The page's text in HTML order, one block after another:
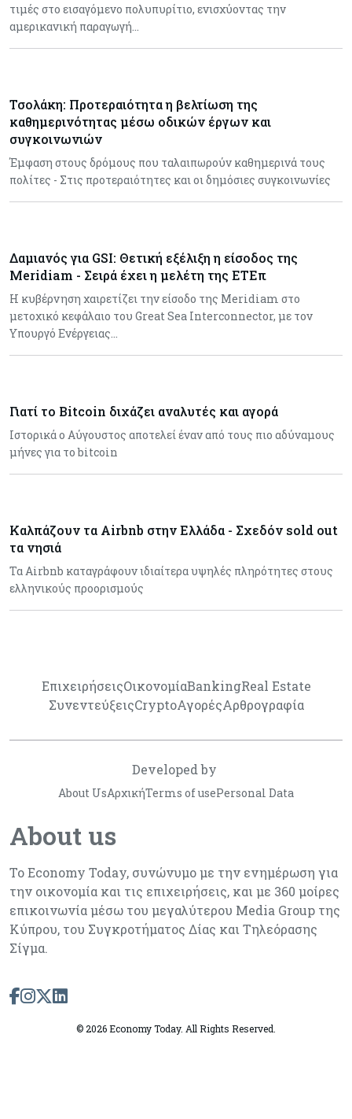
τιμές στο εισαγόμενο πολυπυρίτιο, ενισχύοντας την
αμερικανική παραγωγή…
Τσολάκη: Προτεραιότητα η βελτίωση της
καθημερινότητας μέσω οδικών έργων και
συγκοινωνιών
Έμφαση στους δρόμους που ταλαιπωρούν καθημερινά τους
πολίτες - Στις προτεραιότητες και οι δημόσιες συγκοινωνίες
Δαμιανός για GSI: Θετική εξέλιξη η είσοδος της
Meridiam - Σειρά έχει η μελέτη της ΕΤΕπ
Η κυβέρνηση χαιρετίζει την είσοδο της Meridiam στο
μετοχικό κεφάλαιο του Great Sea Interconnector, με τον
Υπουργό Ενέργειας…
Γιατί το Bitcoin διχάζει αναλυτές και αγορά
Ιστορικά ο Αύγουστος αποτελεί έναν από τους πιο αδύναμους
μήνες για το bitcoin
Καλπάζουν τα Airbnb στην Ελλάδα - Σχεδόν sold out
τα νησιά
Τα Airbnb καταγράφουν ιδιαίτερα υψηλές πληρότητες στους
ελληνικούς προορισμούς
ΕπιχειρήσειςΟικονομίαBankingReal Estate
ΣυνεντεύξειςCryptoΑγορέςΑρθρογραφία
About us
Το Economy Today, συνώνυμο με την ενημέρωση για
την οικονομία και τις επιχειρήσεις, και με 360 μοίρες
επικοινωνία μέσω του μεγαλύτερου Media Group της
Κύπρου, του Συγκροτήματος Δίας και Τηλεόρασης
Σίγμα.
About UsΑρχικήTerms of usePersonal Data
Developed by
©2026 Economy Today. All Rights Reserved.